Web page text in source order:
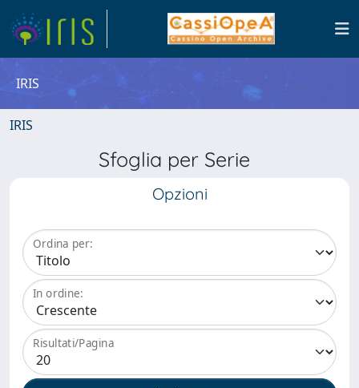
IRIS
IRIS
Sfoglia per Serie
Opzioni
Ordina per:
In ordine:
Risultati/Pagina